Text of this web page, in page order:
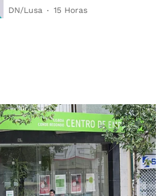
DN/Lusa 15 Horas